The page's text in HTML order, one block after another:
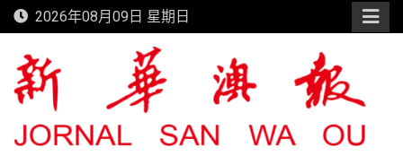
Skip
to
content
2026年08月09日 星期日